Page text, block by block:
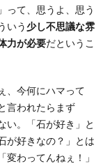
って、思うよ、思う
いう 少し不思議な雰
力が必要だというこ
、今何にハマって
言われたらまず
い。「石が好き」と
が好きなの？」とは
変わってんねぇ！」